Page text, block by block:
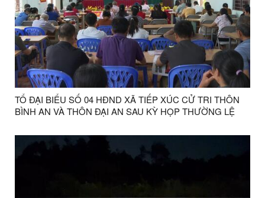
TỔ ĐẠI BIỂU SỐ 04 HĐND XÃ TIẾP XÚC CỬ TRI THÔN
BÌNH AN VÀ THÔN ĐẠI AN SAU KỲ HỌP THƯỜNG LỆ